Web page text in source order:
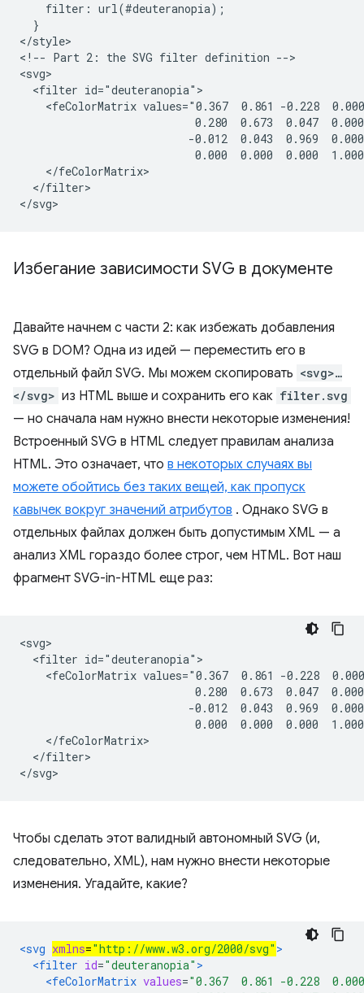
    filter: url(#deuteranopia);
  }
</style>
<!-- Part 2: the SVG filter definition -->
<svg>
  <filter id="deuteranopia">
<feColorMatrix values="0.367  0.861 -0.228
0.280  0.673  0.047
-0.012  0.043  0.969
0.000  0.000  0.000
    </feColorMatrix>
  </filter>
Избегание зависимости SVG в документе
Давайте начнем с части 2: как избежать добавления
SVG в DOM? Одна из идей — переместить его в
отдельный файл SVG. Мы можем скопировать <svg>…
</svg> из HTML выше и сохранить его как filter.svg
— но сначала нам нужно внести некоторые изменения!
Встроенный SVG в HTML следует правилам анализа
HTML. Это означает, что в некоторых случаях вы
можете обойтись без таких вещей, как пропуск
кавычек вокруг значений атрибутов . Однако SVG в
отдельных файлах должен быть допустимым XML — а
анализ XML гораздо более строг, чем HTML. Вот наш
фрагмент SVG-in-HTML еще раз:
<svg>
  <filter id="deuteranopia">
<feColorMatrix values="0.367  0.861 -0.228
0.280  0.673  0.047
-0.012  0.043  0.969
0.000  0.000  0.000
    </feColorMatrix>
  </filter>
Чтобы сделать этот валидный автономный SVG (и,
следовательно, XML), нам нужно внести некоторые
изменения. Угадайте, какие?
<svg xmlns="http://www.w3.org/2000/svg" >
<filter id="deuteranopia" >
<feColorMatrix values="0.367  0.861 -0.228